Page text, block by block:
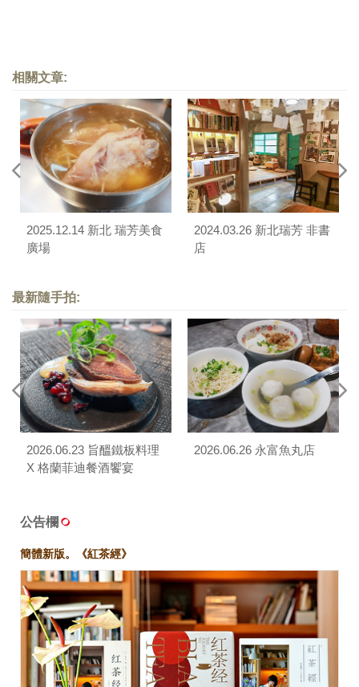
相關文章:
2025.12.14 新北 瑞芳美食
廣場
2024.03.26 新北瑞芳 非書
店
最新隨手拍:
2026.06.23 旨醞鐵板料理
X 格蘭菲迪餐酒饗宴
2026.06.26 永富魚丸店
公告欄
簡體新版。《紅茶經》